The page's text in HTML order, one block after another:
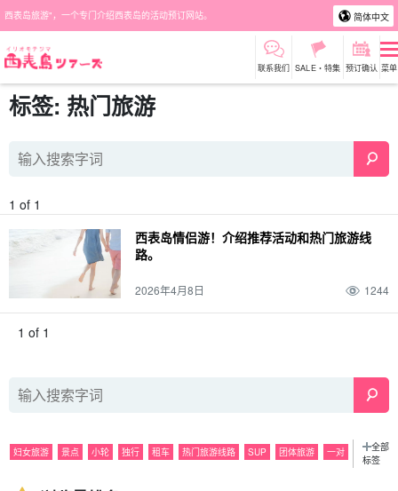
西表岛旅游"，一个专门介绍西表岛的活动预订网站。 简体中文
联系我们 SALE・特集 预订确认 菜单
标签: 热门旅游
1 of 1
西表岛情侣游！介绍推荐活动和热门旅游线
路。
2026年4月8日 1244
1 of 1
妇女旅游 景点 小轮 独行 租车 热门旅游线路 SUP 团体旅游 一对
全部
标签